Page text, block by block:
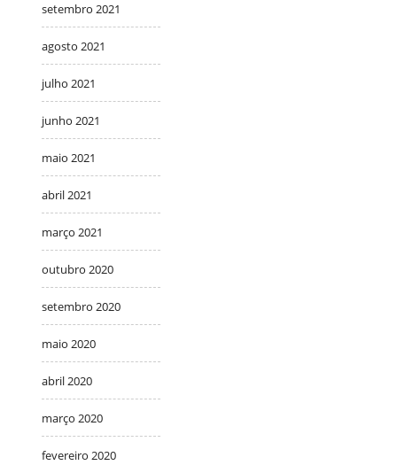
setembro 2021
agosto 2021
julho 2021
junho 2021
maio 2021
abril 2021
março 2021
outubro 2020
setembro 2020
maio 2020
abril 2020
março 2020
fevereiro 2020